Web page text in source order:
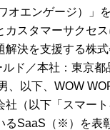
オエンゲージ）」
カスタマーサクセス
解決を支援する株
ド／本社：東京都
、以下、WOW
社（以下「スマー
るSaaS（※）を表